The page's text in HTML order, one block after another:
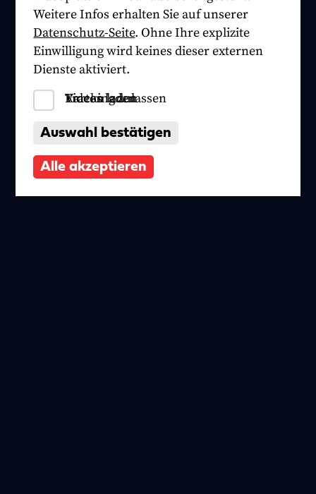
Weitere Infos erhalten Sie auf unserer
Datenschutz-Seite. Ohne Ihre explizite
Einwilligung wird keines dieser externen
Dienste aktiviert.
Tracking zulassen
Videos laden
Karten laden
Auswahl bestätigen
Alle akzeptieren